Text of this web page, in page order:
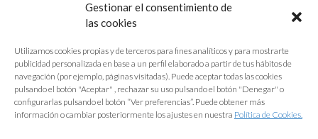
Gestionar el consentimiento de
las cookies
Utilizamos cookies propias y de terceros para fines analíticos y para mostrarte
publicidad personalizada en base a un perfil elaborado a partir de tus hábitos de
navegación (por ejemplo, páginas visitadas). Puede aceptar todas las cookies
pulsando el botón "Aceptar" , rechazar su uso pulsando el botón "Denegar" o
configurarlas pulsando el botón “Ver preferencias”. Puede obtener más
información o cambiar posteriormente los ajustes en nuestra Política de Cookies.
que desarrolla el Colegio de Arquitectos de Cádiz
E-mail *
Acepto lostérminos y condiciones de uso